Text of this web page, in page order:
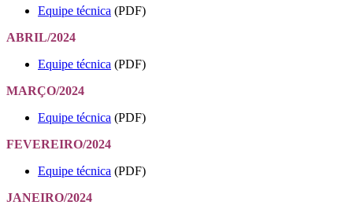
Equipe técnica (PDF)
ABRIL/2024
Equipe técnica (PDF)
MARÇO/2024
Equipe técnica (PDF)
FEVEREIRO/2024
Equipe técnica (PDF)
JANEIRO/2024